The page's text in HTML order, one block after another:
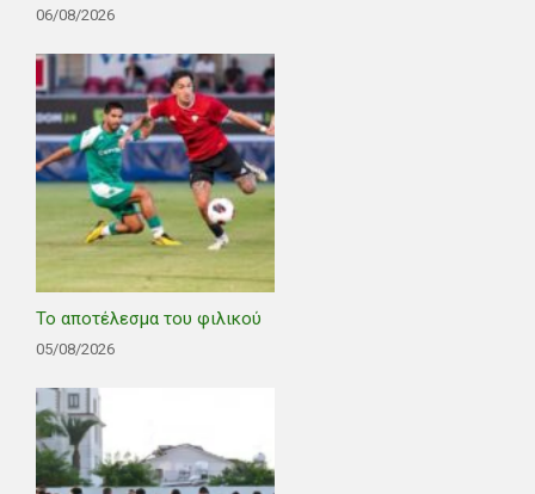
06/08/2026
Το αποτέλεσμα του φιλικού
05/08/2026